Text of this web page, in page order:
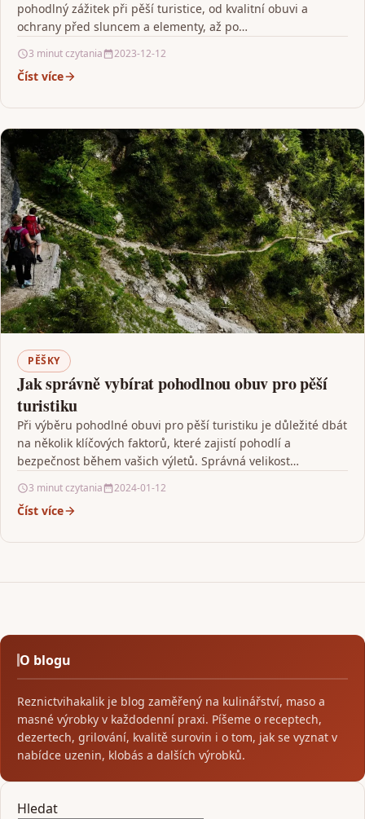
pohodlný zážitek při pěší turistice, od kvalitní obuvi a
ochrany před sluncem a elementy, až po…
3 minut czytania 2023-12-12
Číst více
PĚŠKY
Jak správně vybírat pohodlnou obuv pro pěší
turistiku
Při výběru pohodlné obuvi pro pěší turistiku je důležité dbát
na několik klíčových faktorů, které zajistí pohodlí a
bezpečnost během vašich výletů. Správná velikost…
3 minut czytania 2024-01-12
Číst více
O blogu
Reznictvihakalik je blog zaměřený na kulinářství, maso a
masné výrobky v každodenní praxi. Píšeme o receptech,
dezertech, grilování, kvalitě surovin i o tom, jak se vyznat v
nabídce uzenin, klobás a dalších výrobků.
Hledat